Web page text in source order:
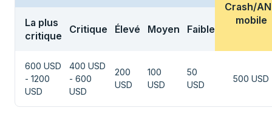
Crash/
mobile
La plus
critique
Critique Élevé Moyen Faible
600 USD
- 1200
USD
400 USD
- 600
USD
200
USD
100
USD
50
USD
500 USD